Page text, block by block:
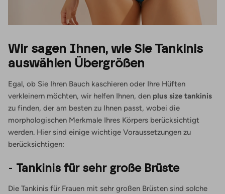
Wir sagen Ihnen, wie Sie Tankinis
auswählen Übergrößen
Egal, ob Sie Ihren Bauch kaschieren oder Ihre Hüften
verkleinern möchten, wir helfen Ihnen, den plus size tankinis
zu finden, der am besten zu Ihnen passt, wobei die
morphologischen Merkmale Ihres Körpers berücksichtigt
werden. Hier sind einige wichtige Voraussetzungen zu
berücksichtigen:
- Tankinis für sehr große Brüste
Die Tankinis für Frauen mit sehr großen Brüsten sind solche